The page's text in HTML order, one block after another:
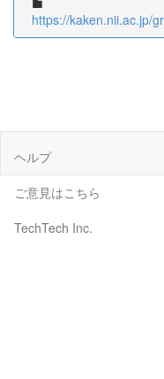
https://kaken.nii.ac.jp/
ヘルプ
ご意見はこちら
TechTech Inc.